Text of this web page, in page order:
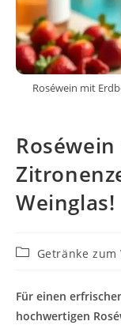
Roséwein mit
Weinglas!
Beitrags-
Getränke zum
Für einen
hochwertigen